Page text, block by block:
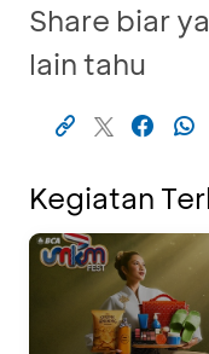
Share biar
lain tahu
Kegiatan